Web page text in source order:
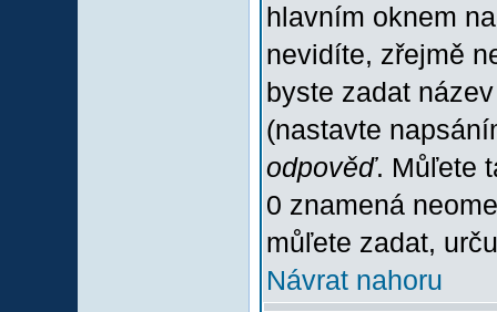
hlavním oknem
nevidíte, zřejmě
byste zadat
(nastavte
odpověď. Můľete
0 znamená
můľete zadat,
Návrat nahoru